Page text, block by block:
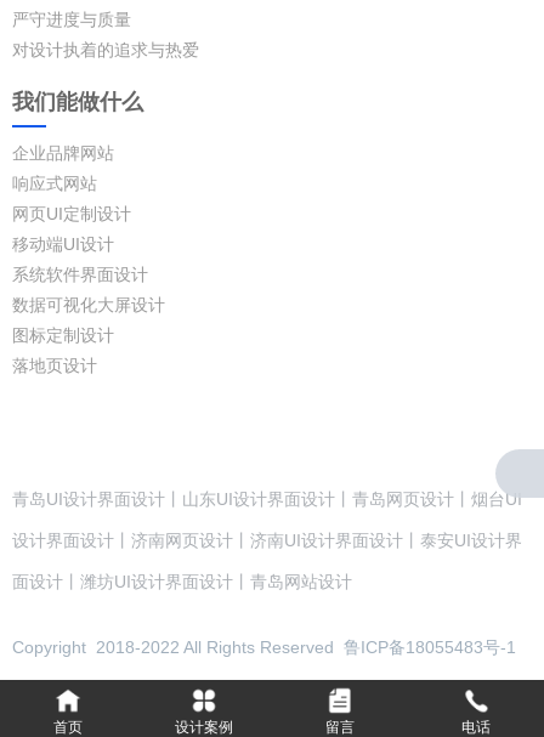
严守进度与质量
对设计执着的追求与热爱
我们能做什么
企业品牌网站
响应式网站
网页UI定制设计
移动端UI设计
系统软件界面设计
数据可视化大屏设计
图标定制设计
落地页设计
青岛UI设计界面设计丨山东UI设计界面设计丨青岛网页设计丨烟台UI
设计界面设计丨济南网页设计丨济南UI设计界面设计丨泰安UI设计界
面设计丨潍坊UI设计界面设计丨青岛网站设计
Copyright 2018-2022 All Rights Reserved 鲁ICP备18055483号-1
首页 设计案例 留言 电话